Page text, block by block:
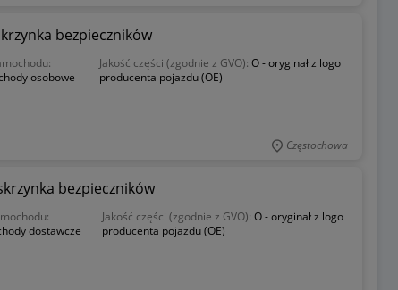
bezpieczników
osobowe
Jakość części (zgodnie z GVO):O - oryginał z logo
producenta pojazdu (OE)
Częstochowa
bezpieczników
dostawcze
Jakość części (zgodnie z GVO): O - oryginał z logo
producenta pojazdu (OE)